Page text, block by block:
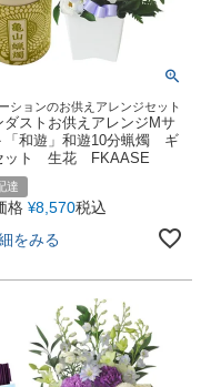
ションのお供えアレンジセット
ダストお供えアレンジMサ
「和遊」和遊10分蝋燭 ギ
ット 生花 FKAASE
達
格 ¥8,570税込
をみる